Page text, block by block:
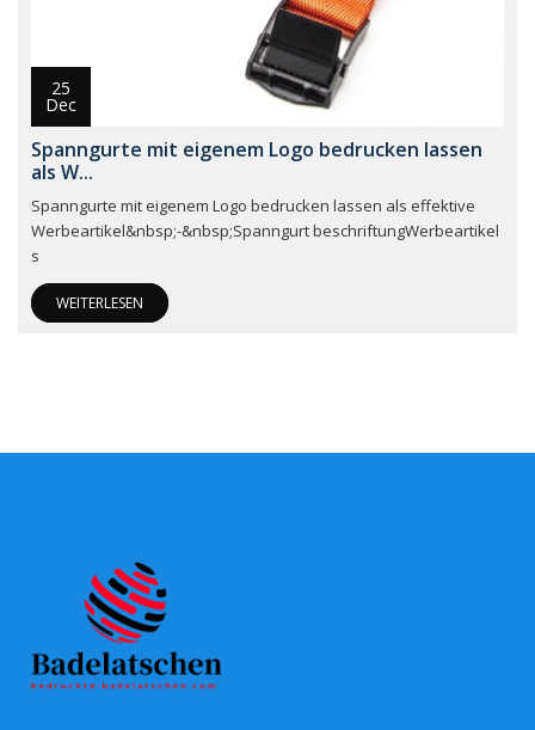
25
Dec
Spanngurte mit eigenem Logo bedrucken lassen
als W...
Spanngurte mit eigenem Logo bedrucken lassen als effektive
Werbeartikel&nbsp;-&nbsp;Spanngurt beschriftungWerbeartikel
s
WEITERLESEN